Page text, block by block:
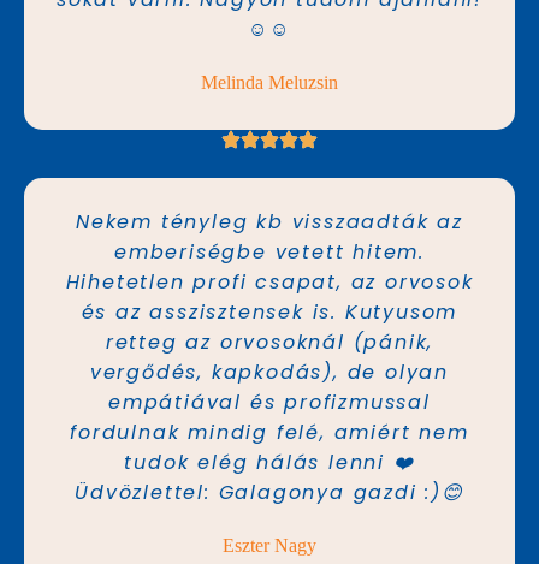
☺️☺️
Melinda Meluzsin
Nekem tényleg kb visszaadták az
emberiségbe vetett hitem.
Hihetetlen profi csapat, az orvosok
és az asszisztensek is. Kutyusom
retteg az orvosoknál (pánik,
vergődés, kapkodás), de olyan
empátiával és profizmussal
fordulnak mindig felé, amiért nem
tudok elég hálás lenni ❤️
Üdvözlettel: Galagonya gazdi :)😊
Eszter Nagy